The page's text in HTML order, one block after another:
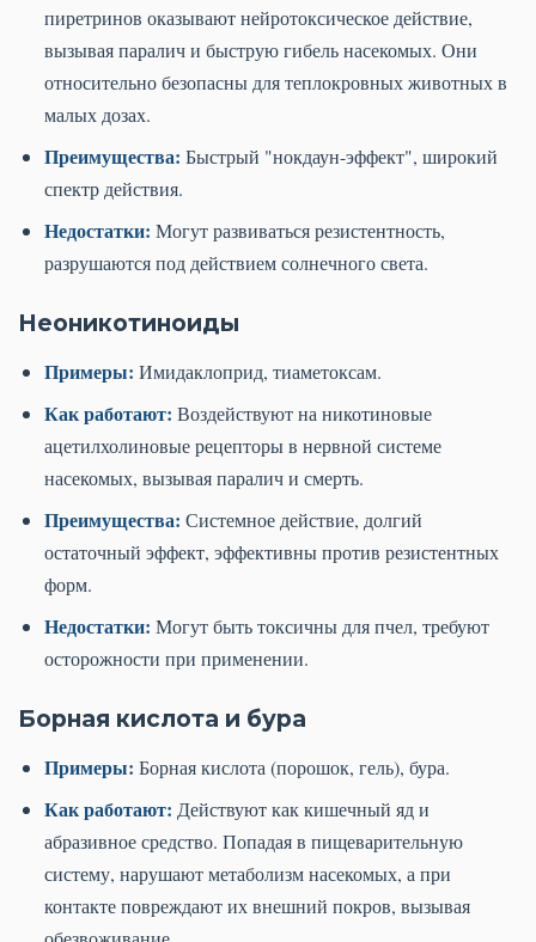
пиретринов оказывают нейротоксическое действие,
вызывая паралич и быструю гибель насекомых. Они
относительно безопасны для теплокровных животных в
малых дозах.
Преимущества: Быстрый "нокдаун-эффект", широкий
спектр действия.
Недостатки: Могут развиваться резистентность,
разрушаются под действием солнечного света.
Неоникотиноиды
Примеры: Имидаклоприд, тиаметоксам.
Как работают: Воздействуют на никотиновые
ацетилхолиновые рецепторы в нервной системе
насекомых, вызывая паралич и смерть.
Преимущества: Системное действие, долгий
остаточный эффект, эффективны против резистентных
форм.
Недостатки: Могут быть токсичны для пчел, требуют
осторожности при применении.
Борная кислота и бура
Примеры: Борная кислота (порошок, гель), бура.
Как работают: Действуют как кишечный яд и
абразивное средство. Попадая в пищеварительную
систему, нарушают метаболизм насекомых, а при
контакте повреждают их внешний покров, вызывая